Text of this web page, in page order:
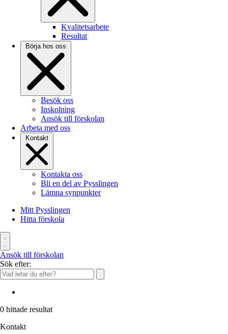
Kvalitetsarbete
Resultat
Börja hos oss
Besök oss
Inskolning
Ansök till förskolan
Arbeta med oss
Kontakt
Kontakta oss
Bli en del av Pysslingen
Lämna synpunkter
Mitt Pysslingen
Hitta förskola
Ansök till förskolan
Sök efter:
0 hittade resultat
Kontakt